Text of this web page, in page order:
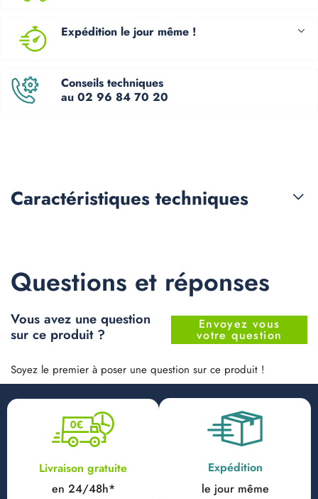
Expédition le jour même !
Conseils techniques
au 02 96 84 70 20
Caractéristiques techniques
Questions et réponses
Vous avez une question
sur ce produit ?
Envoyez vous
votre question
Soyez le premier à poser une question sur ce produit !
Livraison gratuite
en 24/48h*
Expédition
le jour même